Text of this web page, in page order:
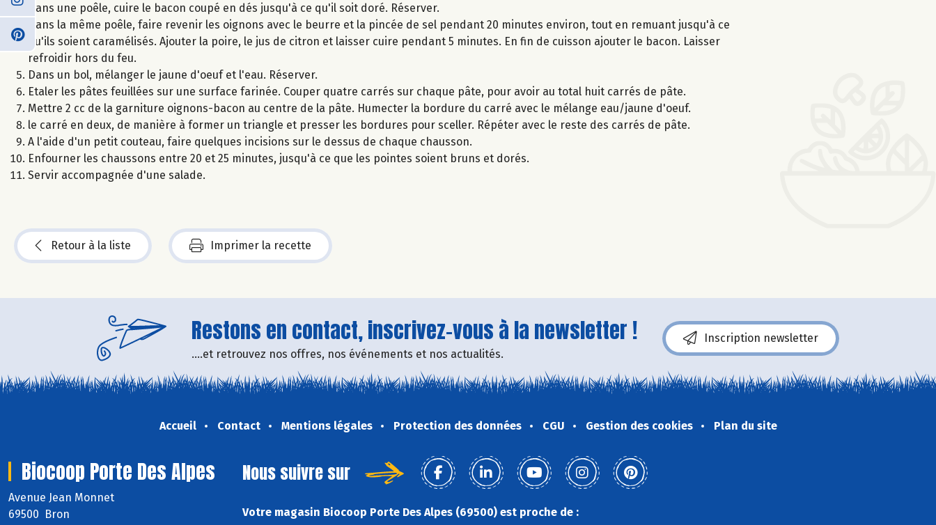
Dans une poêle, cuire le bacon coupé en dés jusqu'à ce qu'il soit doré. Réserver.
Dans la même poêle, faire revenir les oignons avec le beurre et la pincée de sel pendant 20 minutes environ, tout en remuant jusqu'à ce
qu'ils soient caramélisés. Ajouter la poire, le jus de citron et laisser cuire pendant 5 minutes. En fin de cuisson ajouter le bacon. Laisser
refroidir hors du feu.
Dans un bol, mélanger le jaune d'oeuf et l'eau. Réserver.
Etaler les pâtes feuillées sur une surface farinée. Couper quatre carrés sur chaque pâte, pour avoir au total huit carrés de pâte.
Mettre 2 cc de la garniture oignons-bacon au centre de la pâte. Humecter la bordure du carré avec le mélange eau/jaune d'oeuf.
le carré en deux, de manière à former un triangle et presser les bordures pour sceller. Répéter avec le reste des carrés de pâte.
A l'aide d'un petit couteau, faire quelques incisions sur le dessus de chaque chausson.
Enfourner les chaussons entre 20 et 25 minutes, jusqu'à ce que les pointes soient bruns et dorés.
Servir accompagnée d'une salade.
Retour à la liste Imprimer la recette
Restons en contact, inscrivez-vous à la newsletter !
....et retrouvez nos offres, nos événements et nos actualités.
Inscription newsletter
Accueil Contact Mentions légales Protection des données CGU Gestion des cookies Plan du site
Biocoop Porte Des Alpes
Avenue Jean Monnet
69500 Bron
Nous suivre sur
Votre magasin Biocoop Porte Des Alpes (69500) est proche de :